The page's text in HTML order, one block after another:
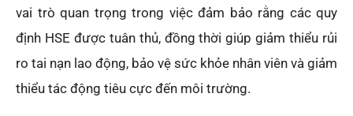
vai trò quan trọng trong việc đảm bảo rằng các quy
định HSE được tuân thủ, đồng thời giúp giảm thiểu rủi
ro tai nạn lao động, bảo vệ sức khỏe nhân viên và giảm
thiểu tác động tiêu cực đến môi trường.